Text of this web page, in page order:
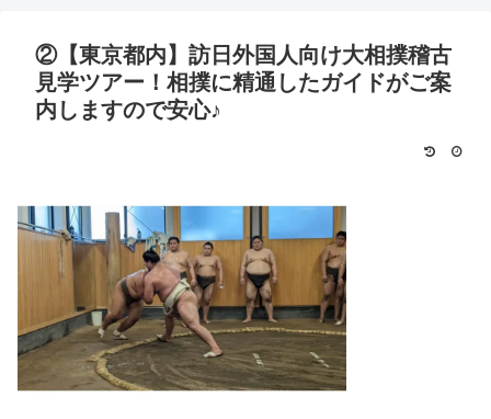
②【東京都内】訪日外国人向け大相撲稽古
見学ツアー！相撲に精通したガイドがご案
内しますので安心♪